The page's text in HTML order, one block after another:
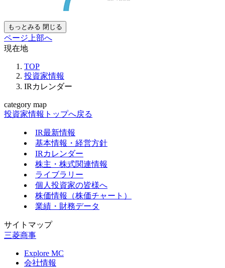
もっとみる 閉じる
ページ上部へ
現在地
TOP
投資家情報
IRカレンダー
category map
投資家情報トップへ戻る
IR最新情報
基本情報・経営方針
IRカレンダー
株主・株式関連情報
ライブラリー
個人投資家の皆様へ
株価情報（株価チャート）
業績・財務データ
サイトマップ
三菱商事
Explore MC
会社情報